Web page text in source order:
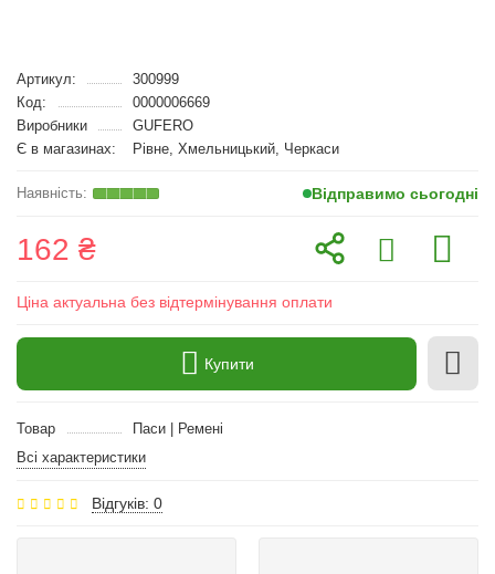
Артикул:
300999
Код:
0000006669
Виробники
GUFERO
Є в магазинах:
Рівне, Хмельницький, Черкаси
Відправимо сьогодні
162 ₴
Ціна актуальна без відтермінування оплати
Купити
Товар
Паси | Ремені
Всі характеристики
Відгуків: 0